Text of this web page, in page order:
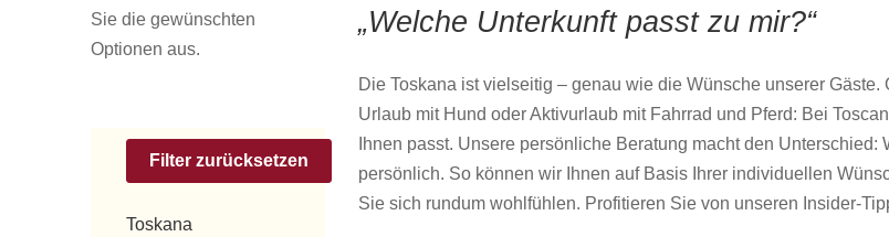
Sie die gewünschten
Optionen aus.
Toskana
„Welche Unterkunft passt zu mir?“
Die Toskana ist vielseitig – genau wie die Wünsche unserer
Urlaub mit Hund oder Aktivurlaub mit Fahrrad und Pferd: Bei
Ihnen passt. Unsere persönliche Beratung macht den
persönlich. So können wir Ihnen auf Basis Ihrer individuellen
Sie sich rundum wohlfühlen. Profitieren Sie von unseren Insider-